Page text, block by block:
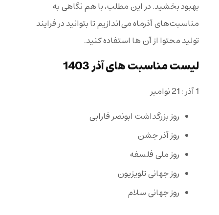
بهبود بخشید. در این مطلب، با هم نگاهی به
مناسبت‌های آذرماه می‌اندازیم تا بتوانید در فرایند
تولید محتوا از آن ها استفاده کنید.
لیست مناسبت های آذر 1403
1 آذر : 21 نوامبر
روز بزرگداشت ابونصر فارابی
روز آذر جشن
روز ملی فلسفه
روز جهانی تلویزیون
روز جهانی سلام